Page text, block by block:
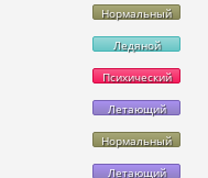
Нормальный
Ледяной
Психический
Летающий
Нормальный
Летающий